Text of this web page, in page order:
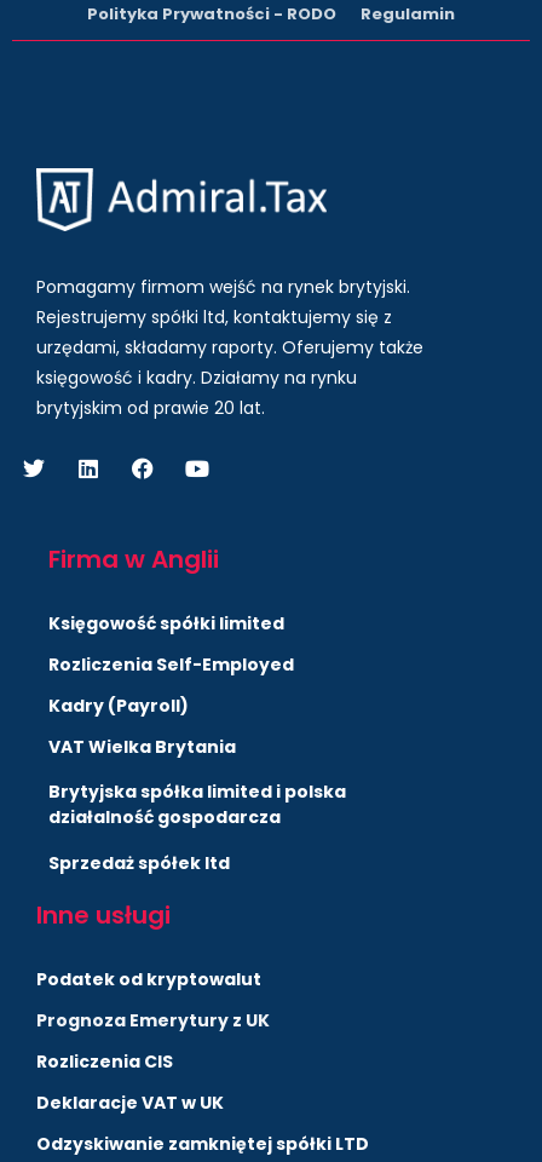
Polityka Prywatności - RODO
Regulamin
Pomagamy firmom wejść na rynek brytyjski.
Rejestrujemy spółki ltd, kontaktujemy się z
urzędami, składamy raporty. Oferujemy także
księgowość i kadry. Działamy na rynku
brytyjskim od prawie 20 lat.
Firma w Anglii
Księgowość spółki limited
Rozliczenia Self-Employed
Kadry (Payroll)
VAT Wielka Brytania
Brytyjska spółka limited i polska
działalność gospodarcza
Sprzedaż spółek ltd
Inne usługi
Podatek od kryptowalut
Prognoza Emerytury z UK
Rozliczenia CIS
Deklaracje VAT w UK
Odzyskiwanie zamkniętej spółki LTD